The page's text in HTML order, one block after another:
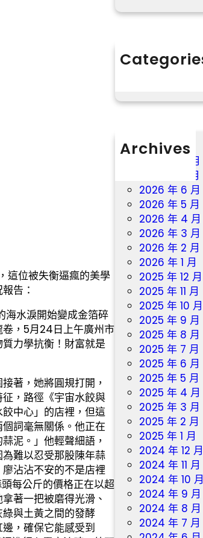
這位被失衡逼瘋的美學
告：
海水淚開始變成金箔碎
，5月24日上午廣州市
力學抗衡！財富就是
著，她將圓規打開，
，路徑《宇宙水餃與
中心」的店裡，但這
詞毫無關係。他正在
泥。」他輕聲細語，
難以忍受那股陳年蒜
沾沾不安的不是店裡
每公斤的價格正在以超
著一把被磨得光滑、
與土黃之間的發酵
，確保它能感受到
Archives
2026 年 8 月
2026 年 7 月
2026 年 6 月
2026 年 5 月
2026 年 4 月
2026 年 3 月
2026 年 2 月
2026 年 1 月
2025 年 12 月
2025 年 11 月
2025 年 10 月
2025 年 9 月
2025 年 8 月
2025 年 7 月
2025 年 6 月
2025 年 5 月
2025 年 4 月
2025 年 3 月
2025 年 2 月
2025 年 1 月
2024 年 12
2024 年 11 月
2024 年 10
2024 年 9 月
2024 年 8 月
2024 年 7 月